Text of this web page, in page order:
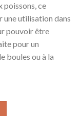
poissons, ce
une utilisation dans
pouvoir être
pour un
boules ou à la